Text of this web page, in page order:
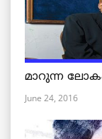
മാറുന്ന
June 24, 2016